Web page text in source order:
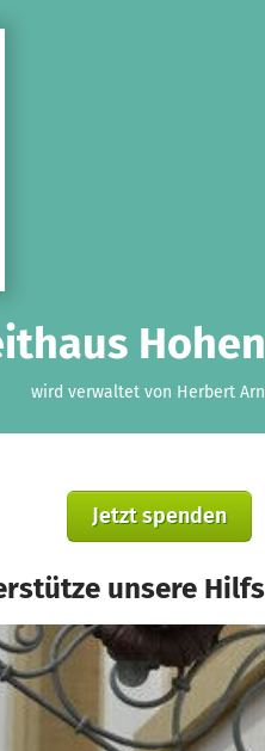
wird verwaltet von Herbert
Jetzt spenden
unsere